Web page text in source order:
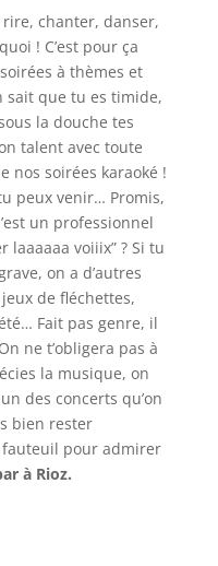
rire, chanter, danser,
! C’est pour ça
à thèmes et
sait que tu es timide,
la douche tes
talent avec toute
nos soirées karaoké !
peux venir… Promis,
un professionnel
laaaaaa voiiix” ? Si tu
on a d’autres
de fléchettes,
Fait pas genre, il
ne t’obligera pas à
la musique, on
des concerts qu’on
bien rester
pour admirer
à Rioz.